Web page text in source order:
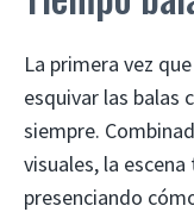
La primera vez
esquivar las balas
siempre.
visuales, la
presenciando